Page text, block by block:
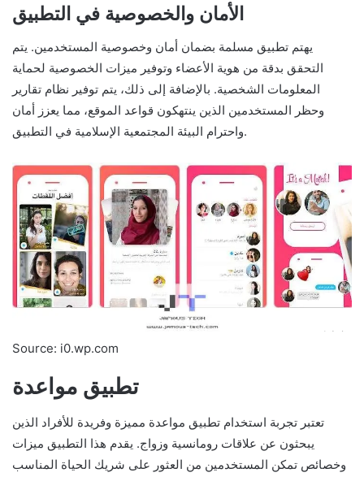
الأمان والخصوصية في التطبيق
يهتم تطبيق مسلمة بضمان أمان وخصوصية المستخدمين. يتم
التحقق بدقة من هوية الأعضاء وتوفير ميزات الخصوصية لحماية
المعلومات الشخصية. بالإضافة إلى ذلك، يتم توفير نظام تقارير
وحظر المستخدمين الذين ينتهكون قواعد الموقع، مما يعزز أمان
واحترام البيئة المجتمعية الإسلامية في التطبيق.
Source: i0.wp.com
تطبيق مواعدة
تعتبر تجربة استخدام تطبيق مواعدة مميزة وفريدة للأفراد الذين
يبحثون عن علاقات رومانسية وزواج. يقدم هذا التطبيق ميزات
وخصائص تمكن المستخدمين من العثور على شريك الحياة المناسب